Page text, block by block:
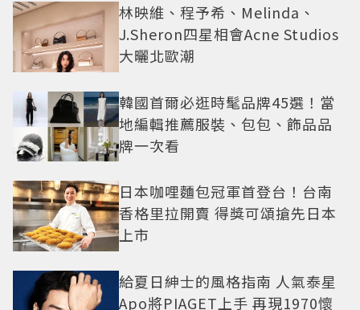
林映維、程予希、Melinda、
J.Sheron四星相會Acne Studios
大曬北歐潮
韓國首爾必逛時髦品牌45選！當
地編輯推薦服裝、包包、飾品品
牌一次看
日本咖哩麵包冠軍首登台！台南
香格里拉開賣 得獎可頌搶先日本
上市
給夏日紳士的風格指南 人氣泰星
Apo將PIAGET上手 再現1970懷